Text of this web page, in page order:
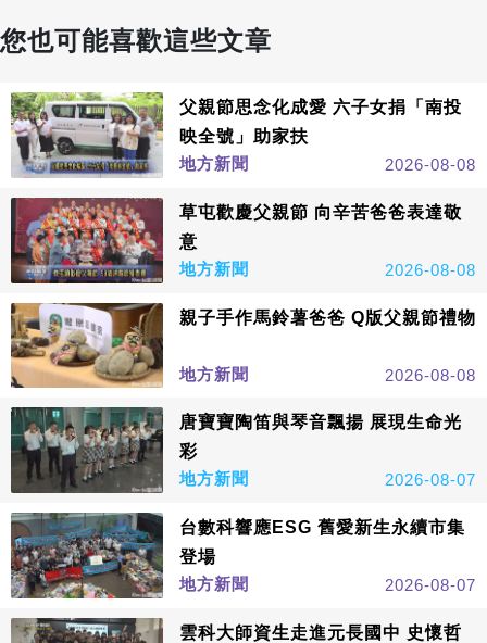
您也可能喜歡這些文章
父親節思念化成愛 六子女捐「南投
映全號」助家扶
地方新聞
2026-08-08
草屯歡慶父親節 向辛苦爸爸表達敬
意
地方新聞
2026-08-08
親子手作馬鈴薯爸爸 Q版父親節禮物
地方新聞 2026-08-08
唐寶寶陶笛與琴音飄揚 展現生命光
彩
地方新聞
2026-08-07
台數科響應ESG 舊愛新生永續市集
登場
地方新聞
2026-08-07
雲科大師資生走進元長國中 史懷哲